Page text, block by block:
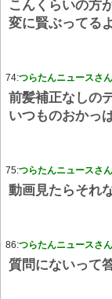
こんくらいの方
変に賢ぶってる
74:つらたんニュースさん
前髪補正なしの
いつものおかっ
75:つらたんニュースさん
動画見たらそれ
86:つらたんニュースさん
質問にないって